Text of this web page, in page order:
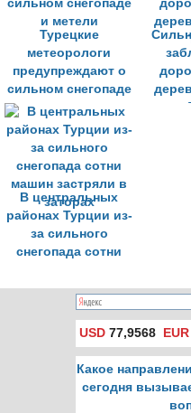
Турецкие
метеорологи
предупреждают о
сильном снегопаде
и метели
В центральных
районах Турции из-
за сильного
снегопада сотни
заторах
USD 77,9568 EUR
Какое
сегодня